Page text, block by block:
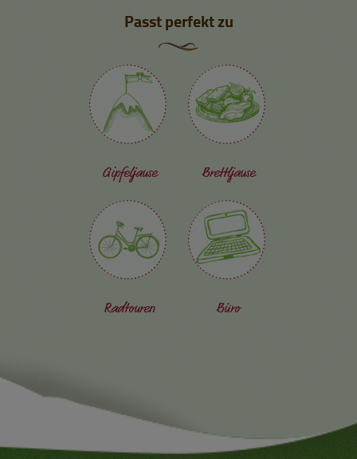
Passt perfekt zu
Gipfeljause Brettljause
Radtouren Büro